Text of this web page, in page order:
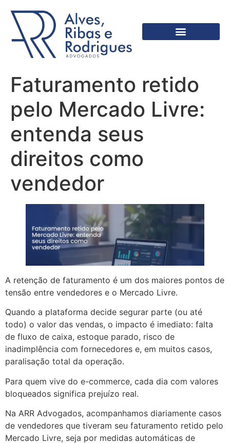
Faturamento retido
pelo Mercado Livre:
entenda seus
direitos como
vendedor
A retenção de faturamento é um dos maiores pontos de
tensão entre vendedores e o Mercado Livre.
Quando a plataforma decide segurar parte (ou até
todo) o valor das vendas, o impacto é imediato: falta
de fluxo de caixa, estoque parado, risco de
inadimplência com fornecedores e, em muitos casos,
paralisação total da operação.
Para quem vive do e-commerce, cada dia com valores
bloqueados significa prejuízo real.
Na ARR Advogados, acompanhamos diariamente casos
de vendedores que tiveram seu faturamento retido pelo
Mercado Livre, seja por medidas automáticas de